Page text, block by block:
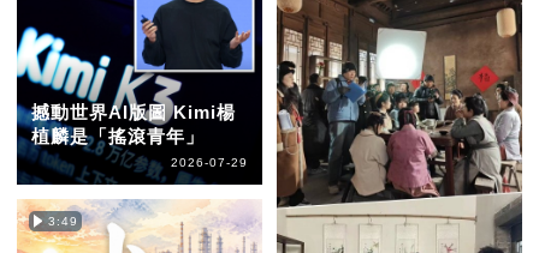
撼動世界AI版圖 Kimi楊
植麟是「搖滾青年」
2026-07-29
3:49